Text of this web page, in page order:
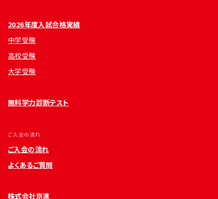
2026年度入試合格実績
中学受験
高校受験
大学受験
無料学力診断テスト
ご入会の流れ
ご入会の流れ
よくあるご質問
株式会社京進